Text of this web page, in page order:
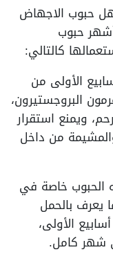
حبوب الاجهاض
حبوب
كالتالي:
الأولى من
البروجستيرون،
ويمنع استقرار
من داخل
الحبوب خاصة في
يعرف بالحمل
الأولى،
شهر كامل.